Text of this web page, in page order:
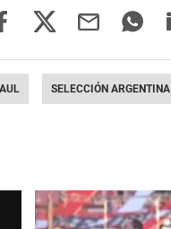
SELECCIÓN ARGENTINA